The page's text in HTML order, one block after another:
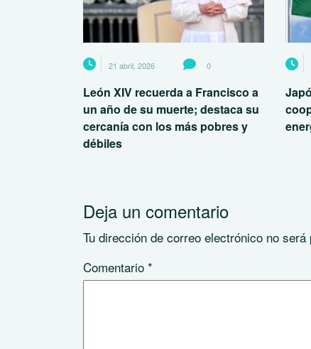
21 abril, 2026 0
León XIV recuerda a Francisco a
un año de su muerte; destaca su
cercanía con los más pobres y
débiles
Deja un comentario
Tu dirección de correo electrónico no será
Comentario *